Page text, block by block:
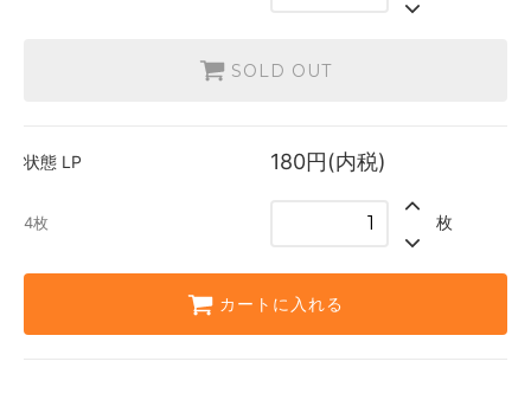
SOLD OUT
状態 LP 180円(内税)
4枚 枚
カートに入れる